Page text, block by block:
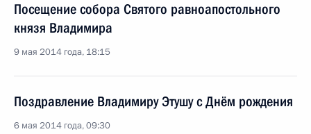
Посещение собора Святого равноапостольного
князя Владимира
9 мая 2014 года, 18:15
Поздравление Владимиру Этушу с Днём рождения
6 мая 2014 года, 09:30